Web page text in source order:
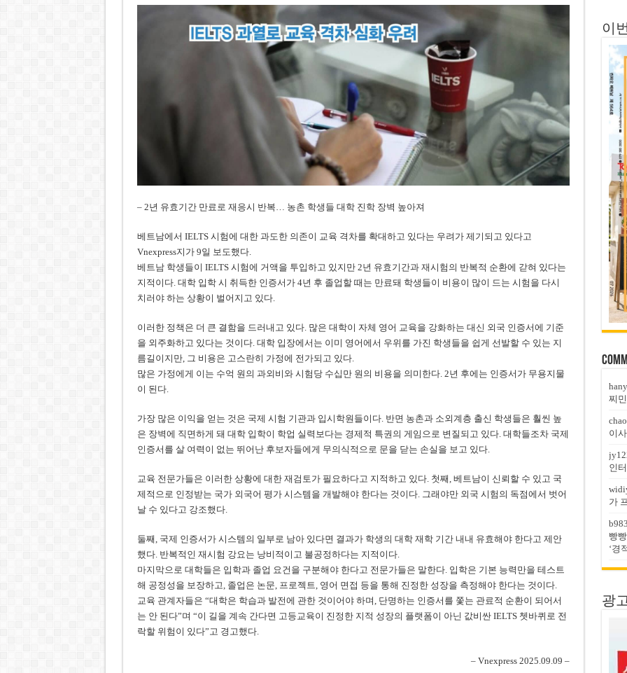
베트남 MB은행, 2026년 수익 목표 자신…부동산 대출 비율 13% 고수
베트남주식 HAT, 15년 연속 현금 배당…주당 3,000동 지급
‘1,000억 달러 남북고속철 투자’ 호언장담 메콜로르 회장 체포
베트남 세무당국, 납세자 정보 공개 기준·절차 명확화
– 2년 유효기간 만료로 재응시 반복… 농촌 학생들 대학 진학 장벽 높아져
베트남에서 IELTS 시험에 대한 과도한 의존이 교육 격차를 확대하고 있다는 우려가 제기되고 있다고
Vnexpress지가 9일 보도했다.
베트남 학생들이 IELTS 시험에 거액을 투입하고 있지만 2년 유효기간과 재시험의 반복적 순환에 갇혀 있다는
지적이다. 대학 입학 시 취득한 인증서가 4년 후 졸업할 때는 만료돼 학생들이 비용이 많이 드는 시험을 다시
치러야 하는 상황이 벌어지고 있다.
이러한 정책은 더 큰 결함을 드러내고 있다. 많은 대학이 자체 영어 교육을 강화하는 대신 외국 인증서에 기준
을 외주화하고 있다는 것이다. 대학 입장에서는 이미 영어에서 우위를 가진 학생들을 쉽게 선발할 수 있는 지
름길이지만, 그 비용은 고스란히 가정에 전가되고 있다.
많은 가정에게 이는 수억 원의 과외비와 시험당 수십만 원의 비용을 의미한다. 2년 후에는 인증서가 무용지물
이 된다.
가장 많은 이익을 얻는 것은 국제 시험 기관과 입시학원들이다. 반면 농촌과 소외계층 출신 학생들은 훨씬 높
은 장벽에 직면하게 돼 대학 입학이 학업 실력보다는 경제적 특권의 게임으로 변질되고 있다. 대학들조차 국제
인증서를 살 여력이 없는 뛰어난 후보자들에게 무의식적으로 문을 닫는 손실을 보고 있다.
교육 전문가들은 이러한 상황에 대한 재검토가 필요하다고 지적하고 있다. 첫째, 베트남이 신뢰할 수 있고 국
제적으로 인정받는 국가 외국어 평가 시스템을 개발해야 한다는 것이다. 그래야만 외국 시험의 독점에서 벗어
날 수 있다고 강조했다.
둘째, 국제 인증서가 시스템의 일부로 남아 있다면 결과가 학생의 대학 재학 기간 내내 유효해야 한다고 제안
했다. 반복적인 재시험 강요는 낭비적이고 불공정하다는 지적이다.
마지막으로 대학들은 입학과 졸업 요건을 구분해야 한다고 전문가들은 말한다. 입학은 기본 능력만을 테스트
해 공정성을 보장하고, 졸업은 논문, 프로젝트, 영어 면접 등을 통해 진정한 성장을 측정해야 한다는 것이다.
교육 관계자들은 “대학은 학습과 발전에 관한 것이어야 하며, 단명하는 인증서를 쫓는 관료적 순환이 되어서
는 안 된다”며 “이 길을 계속 간다면 고등교육이 진정한 지적 성장의 플랫폼이 아닌 값비싼 IELTS 쳇바퀴로 전
락할 위험이 있다”고 경고했다.
– Vnexpress 2025.09.09 –
이
찌
이
인
가
빵
‘경
광